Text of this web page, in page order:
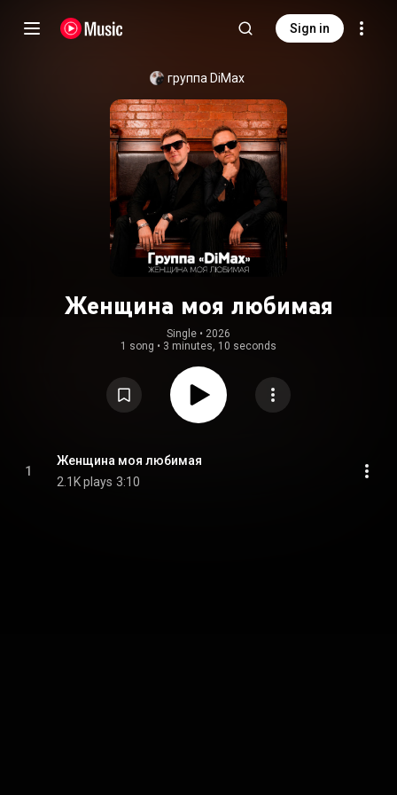
Sign in
группа DiMax
Женщина моя любимая
Single • 2026
1 song • 3 minutes, 10 seconds
1
Женщина моя любимая
2.1K plays 3:10